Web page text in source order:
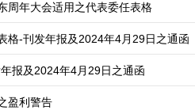
周年大会适用之代表委任表格
格-刊发年报及2024年4月29日之通函
报及2024年4月29日之通函
盈利警告